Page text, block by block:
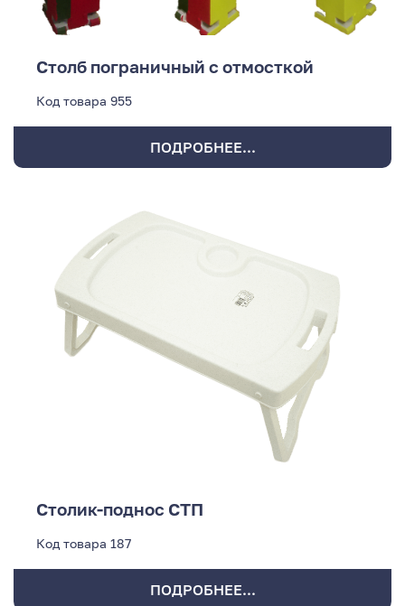
Столб пограничный с отмосткой
Код товара 955
ПОДРОБНЕЕ...
Столик-поднос СТП
Код товара 187
ПОДРОБНЕЕ...